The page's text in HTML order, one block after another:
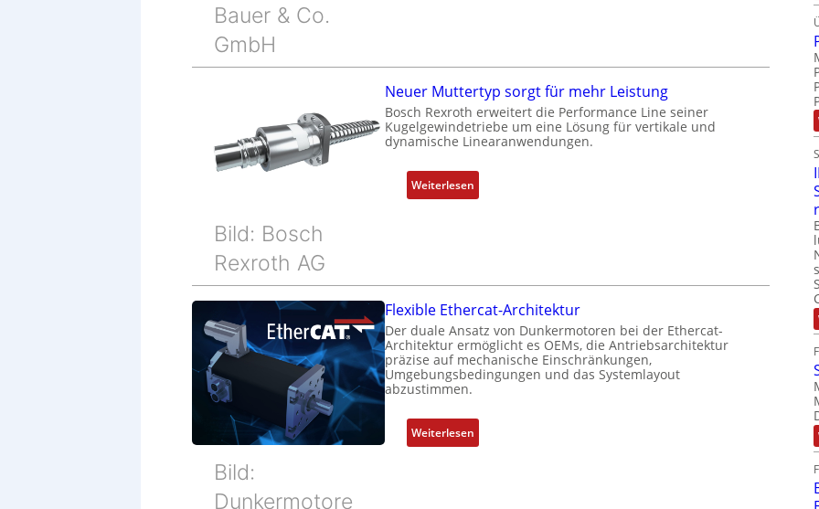
r
P
o
s
i
s
s
u
n
n
d
Bauer & Co.
GmbH
g
e
e
r
o
m
r
t
P
o
t
i
Bild: Bosch
Rexroth AG
Neuer Muttertyp sorgt für mehr Leistung
Bosch Rexroth erweitert die Performance Line seiner
Kugelgewindetriebe um eine Lösung für vertikale und
dynamische Linearanwendungen.
Weiterlesen:
N
u
t
t
e
y
Bild:
Dunkermotore
Flexible Ethercat-Architektur
Der duale Ansatz von Dunkermotoren bei der Ethercat-
Architektur ermöglicht es OEMs, die Antriebsarchitektur
präzise auf mechanische Einschränkungen,
Umgebungsbedingungen und das Systemlayout
abzustimmen.
Weiterlesen:
F